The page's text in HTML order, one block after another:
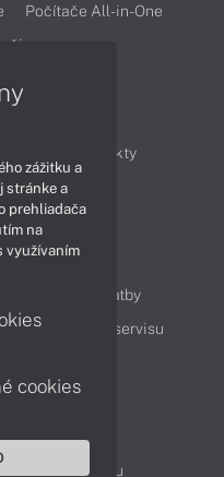
Počítače All-in-One
Produkty
Videá
doručenia a platby
Cenník servisu
oddelenie
Reklamácia tovaru
zážitku a
stránke a
prehliadača
na
využívaním
cookies